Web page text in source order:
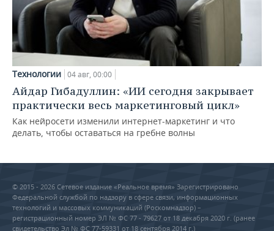
Технологии 04 авг, 00:00
Айдар Гибадуллин: «ИИ сегодня закрывает
практически весь маркетинговый цикл»
Как нейросети изменили интернет-маркетинг и что
делать, чтобы оставаться на гребне волны
© 2015 - 2026 Сетевое издание «Реальное время» Зарегистрировано
Федеральной службой по надзору в сфере связи, информационных
технологий и массовых коммуникаций (Роскомнадзор) –
регистрационный номер ЭЛ № ФС 77 - 79627 от 18 декабря 2020 г. (ранее
свидетельство Эл № ФС 77-59331 от 18 сентября 2014 г.)